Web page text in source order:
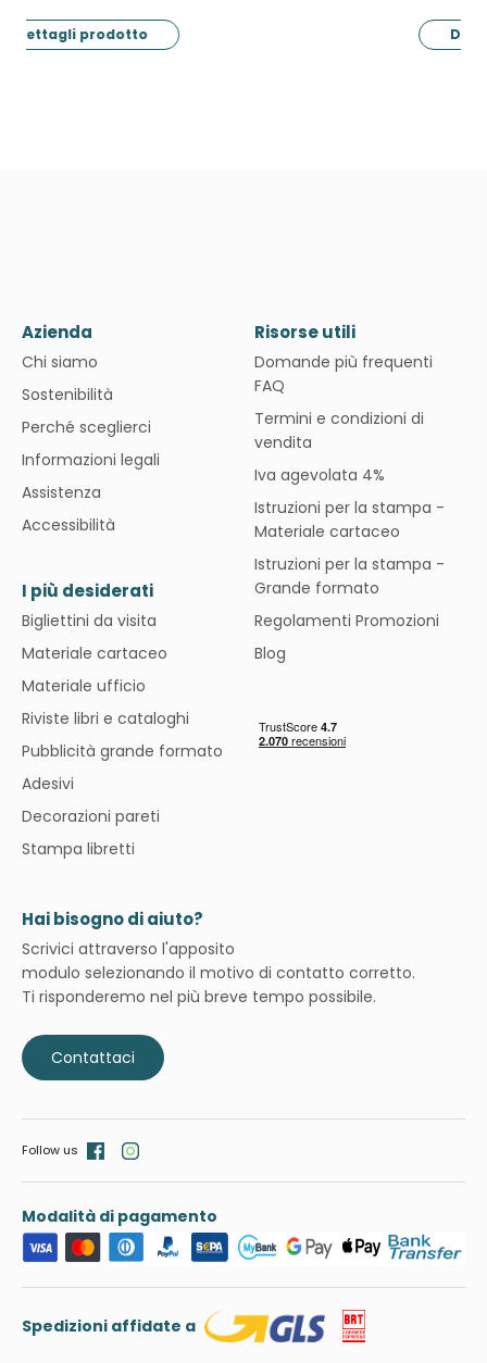
Dettagli prodotto
Azienda
Chi siamo
Sostenibilità
Perché sceglierci
Informazioni legali
Assistenza
Accessibilità
Risorse utili
Domande più frequenti
FAQ
Termini e condizioni di
vendita
Iva agevolata 4%
Istruzioni per la stampa -
Materiale cartaceo
Istruzioni per la stampa -
Grande formato
Regolamenti Promozioni
Blog
I più desiderati
Bigliettini da visita
Materiale cartaceo
Materiale ufficio
Riviste libri e cataloghi
Pubblicità grande formato
Adesivi
Decorazioni pareti
Stampa libretti
Hai bisogno di aiuto?
Scrivici attraverso l'apposito
modulo selezionando il motivo di contatto corretto.
Ti risponderemo nel più breve tempo possibile.
Contattaci
Modalità di pagamento
Spedizioni affidate a
Follow us